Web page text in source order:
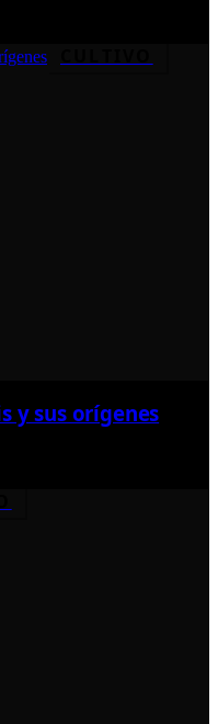
y sus orígenes